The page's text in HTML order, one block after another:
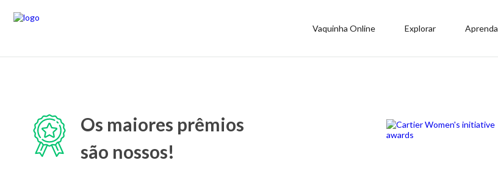
Vaquinha Online Explorar Aprenda
Os maiores prêmios
são nossos!